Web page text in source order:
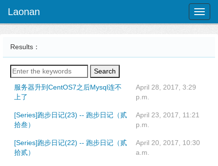
Laonan
Results：
Search
服务器升到CentOS7之后Mysql连不
上了
April 28, 2017, 3:29
p.m.
[Series]跑步日记(23) -- 跑步日记（贰
拾叁）
April 23, 2017, 11:21
p.m.
[Series]跑步日记(22) -- 跑步日记（贰
拾贰）
April 20, 2017, 10:30
a.m.